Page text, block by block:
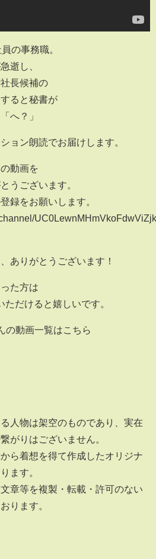
の事務職。
逝し、
長候補の
ると秘書が
へ？」
ョン朗読でお届けします。
動画を
うございます。
録をお願いします。
ありがとうございます！
た方は
ただけると嬉しいです。
の動画一覧はこちら
人物は架空のものであり、実在
がりはございません。
ら着想を得て作成したオリジナ
ます。
章等を複製・転載・許可のない
ります。